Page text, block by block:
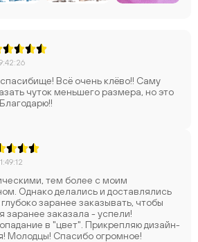
Всё очень клёво!! Саму
чуток меньшего размера, но это
тем более с моим
Однако делались и доставлялись
заранее заказывать, чтобы
заранее заказала - успели!
в "цвет". Прикрепляю дизайн-
макет для сравнения! Молодцы! Спасибо огромное!